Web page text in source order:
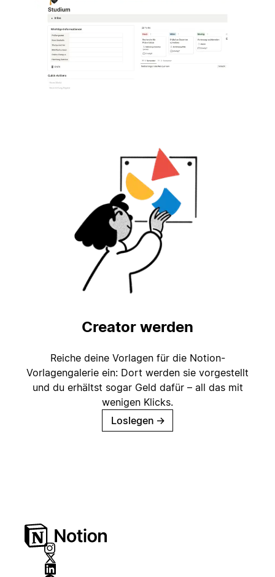
Creator werden
Reiche deine Vorlagen für die Notion-
Vorlagengalerie ein: Dort werden sie vorgestellt
und du erhältst sogar Geld dafür – all das mit
wenigen Klicks.
Loslegen →